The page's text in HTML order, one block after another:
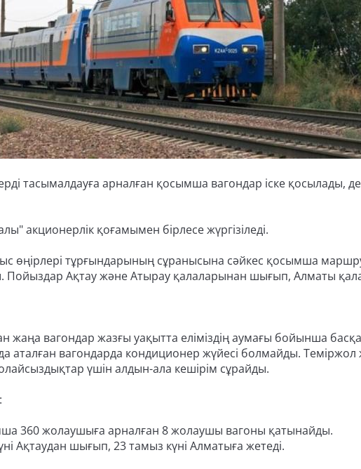
тасымалдауға арналған қосымша вагондар іске қосылады,
акционерлік қоғамымен бірлесе жүргізіледі.
өңірлері тұрғындарының сұранысына сәйкес қосымша
Пойыздар Ақтау және Атырау қалаларынан шығып, Алматы
жаңа вагондар жазғы уақытта еліміздің аумағы бойынша
аталған вагондарда кондиционер жүйесі болмайды. Теміржол
үшін алдын-ала кешірім сұрайды.
360 жолаушыға арналған 8 жолаушы вагоны қатынайды.
Ақтаудан шығып, 23 тамыз күні Алматыға жетеді.